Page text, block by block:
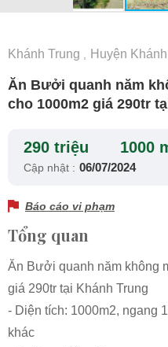
Khánh Trung Huyện
Ăn Bưởi quanh năm
cho 1000m2 giá 290tr
290 triệu 1000
Cập nhật : 06/07/2024
Báo cáo vi phạm
Tổng quan
Ăn Bưởi quanh năm không
giá 290tr tại Khánh Trung
- Diện tích: 1000m2, ngang
khác